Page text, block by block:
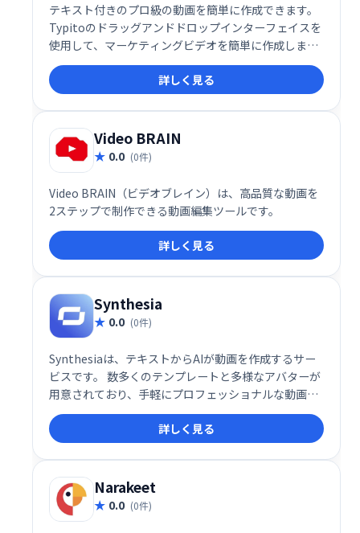
テキスト付きのプロ級の動画を簡単に作成できます。
Typitoのドラッグアンドドロップインターフェイスを
使用して、マーケティングビデオを簡単に作成しま
す。
詳しく見る
Video BRAIN
0.0 (0件)
Video BRAIN（ビデオブレイン）は、高品質な動画を
2ステップで制作できる動画編集ツールです。
詳しく見る
Synthesia
0.0 (0件)
Synthesiaは、テキストからAIが動画を作成するサー
ビスです。 数多くのテンプレートと多様なアバターが
用意されており、手軽にプロフェッショナルな動画制
作が可能です。 複雑な編集ソフトの知識は不要で、誰
でも簡単に動画を作成、配信できます。 ビジネスシー
ン、教育、マーケティングなど幅広い用途にご利用い
ただけます。
詳しく見る
Narakeet
0.0 (0件)